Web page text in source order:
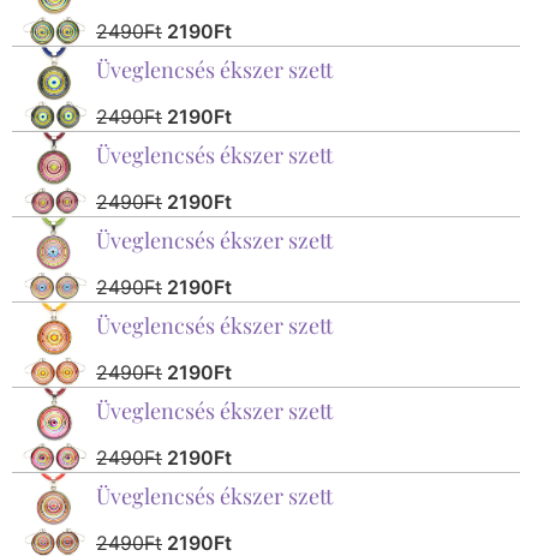
2490Ft 2190Ft
Üveglencsés ékszer szett
2490Ft 2190Ft
Üveglencsés ékszer szett
2490Ft 2190Ft
Üveglencsés ékszer szett
2490Ft 2190Ft
Üveglencsés ékszer szett
2490Ft 2190Ft
Üveglencsés ékszer szett
2490Ft 2190Ft
Üveglencsés ékszer szett
2490Ft 2190Ft